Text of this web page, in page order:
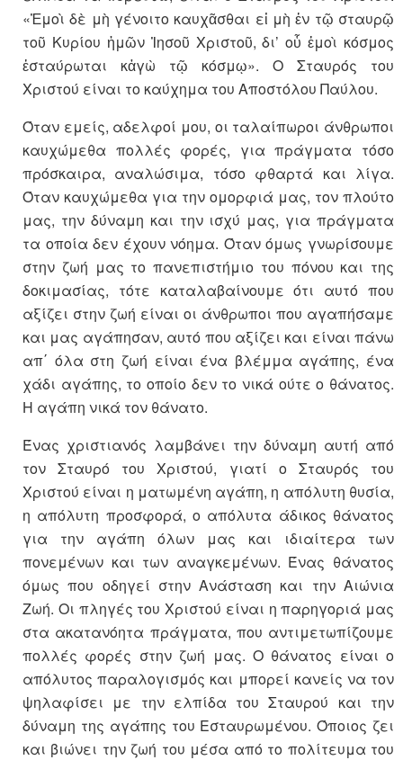
«Ἐμοὶ δὲ μὴ γένοιτο καυχᾶσθαι εἰ μὴ ἐν τῷ σταυρῷ
τοῦ Κυρίου ἡμῶν Ἰησοῦ Χριστοῦ, δι’ οὗ ἐμοὶ κόσμος
ἐσταύρωται κἀγὼ τῷ κόσμῳ». Ο Σταυρός του
Χριστού είναι το καύχημα του Αποστόλου Παύλου.
Όταν εμείς, αδελφοί μου, οι ταλαίπωροι άνθρωποι
καυχώμεθα πολλές φορές, για πράγματα τόσο
πρόσκαιρα, αναλώσιμα, τόσο φθαρτά και λίγα.
Όταν καυχώμεθα για την ομορφιά μας, τον πλούτο
μας, την δύναμη και την ισχύ μας, για πράγματα
τα οποία δεν έχουν νόημα. Όταν όμως γνωρίσουμε
στην ζωή μας το πανεπιστήμιο του πόνου και της
δοκιμασίας, τότε καταλαβαίνουμε ότι αυτό που
αξίζει στην ζωή είναι οι άνθρωποι που αγαπήσαμε
και μας αγάπησαν, αυτό που αξίζει και είναι πάνω
απ΄ όλα στη ζωή είναι ένα βλέμμα αγάπης, ένα
χάδι αγάπης, το οποίο δεν το νικά ούτε ο θάνατος.
Η αγάπη νικά τον θάνατο.
Ένας χριστιανός λαμβάνει την δύναμη αυτή από
τον Σταυρό του Χριστού, γιατί ο Σταυρός του
Χριστού είναι η ματωμένη αγάπη, η απόλυτη θυσία,
η απόλυτη προσφορά, ο απόλυτα άδικος θάνατος
για την αγάπη όλων μας και ιδιαίτερα των
πονεμένων και των αναγκεμένων. Ένας θάνατος
όμως που οδηγεί στην Ανάσταση και την Αιώνια
Ζωή. Οι πληγές του Χριστού είναι η παρηγοριά μας
στα ακατανόητα πράγματα, που αντιμετωπίζουμε
πολλές φορές στην ζωή μας. Ο θάνατος είναι ο
απόλυτος παραλογισμός και μπορεί κανείς να τον
ψηλαφίσει με την ελπίδα του Σταυρού και την
δύναμη της αγάπης του Εσταυρωμένου. Όποιος ζει
και βιώνει την ζωή του μέσα από το πολίτευμα του